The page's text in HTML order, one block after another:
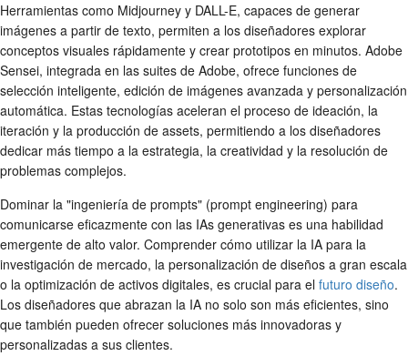
Herramientas como Midjourney y DALL-E, capaces de generar
imágenes a partir de texto, permiten a los diseñadores explorar
conceptos visuales rápidamente y crear prototipos en minutos. Adobe
Sensei, integrada en las suites de Adobe, ofrece funciones de
selección inteligente, edición de imágenes avanzada y personalización
automática. Estas tecnologías aceleran el proceso de ideación, la
iteración y la producción de assets, permitiendo a los diseñadores
dedicar más tiempo a la estrategia, la creatividad y la resolución de
problemas complejos.
Dominar la "ingeniería de prompts" (prompt engineering) para
comunicarse eficazmente con las IAs generativas es una habilidad
emergente de alto valor. Comprender cómo utilizar la IA para la
investigación de mercado, la personalización de diseños a gran escala
o la optimización de activos digitales, es crucial para el futuro diseño.
Los diseñadores que abrazan la IA no solo son más eficientes, sino
que también pueden ofrecer soluciones más innovadoras y
personalizadas a sus clientes.